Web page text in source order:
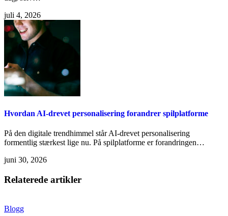
juli 4, 2026
Hvordan AI-drevet personalisering forandrer spilplatforme
På den digitale trendhimmel står AI-drevet personalisering
formentlig stærkest lige nu. På spilplatforme er forandringen…
juni 30, 2026
Relaterede artikler
Blogg